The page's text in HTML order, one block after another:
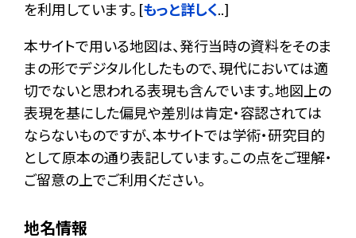
を利用しています。 [もっと詳しく..]
本サイトで用いる地図は、発行当時の資料をそのま
まの形でデジタル化したもので、現代においては適
切でないと思われる表現も含んでいます。地図上の
表現を基にした偏見や差別は肯定・容認されては
ならないものですが、本サイトでは学術・研究目的
として原本の通り表記しています。この点をご理解・
ご留意の上でご利用ください。
地名情報